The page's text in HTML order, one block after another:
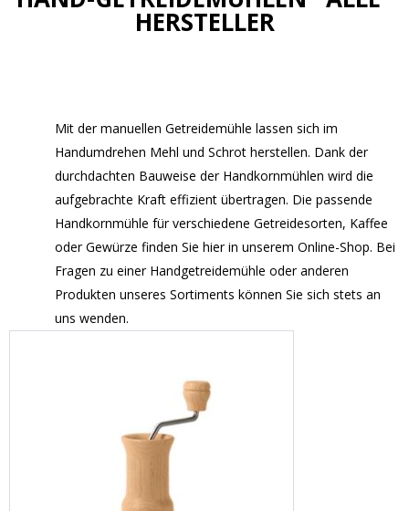
HERSTELLER
Mit der manuellen Getreidemühle lassen sich im
Handumdrehen Mehl und Schrot herstellen. Dank der
durchdachten Bauweise der Handkornmühlen wird die
aufgebrachte Kraft effizient übertragen. Die passende
Handkornmühle für verschiedene Getreidesorten, Kaffee
oder Gewürze finden Sie hier in unserem Online-Shop. Bei
Fragen zu einer Handgetreidemühle oder anderen
Produkten unseres Sortiments können Sie sich stets an
uns wenden.